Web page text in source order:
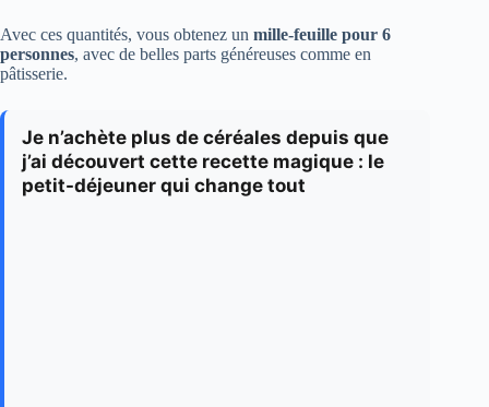
Avec ces quantités, vous obtenez un mille-feuille pour 6
personnes, avec de belles parts généreuses comme en
pâtisserie.
Je n’achète plus de céréales depuis que
j’ai découvert cette recette magique : le
petit-déjeuner qui change tout